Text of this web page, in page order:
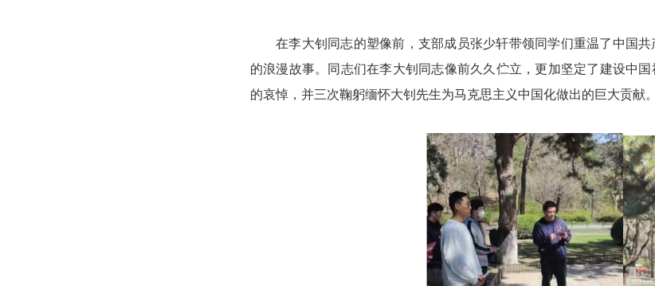
在李大钊同志的塑像前 ， 支部成员张少轩带领同学们重温了 中国
的浪漫故事。 同志们在李大钊同志像前久久伫立，更加坚定了建设中
的哀悼 ，并三次鞠躬缅怀大钊先生为马克思主义中国化做出的巨大贡献。